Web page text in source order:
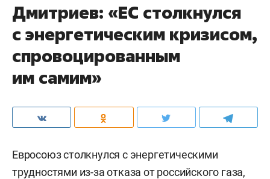
Дмитриев: «ЕС столкнулся
с энергетическим кризисом,
спровоцированным
им самим»
Евросоюз столкнулся с энергетическими
трудностями из-за отказа от российского газа,